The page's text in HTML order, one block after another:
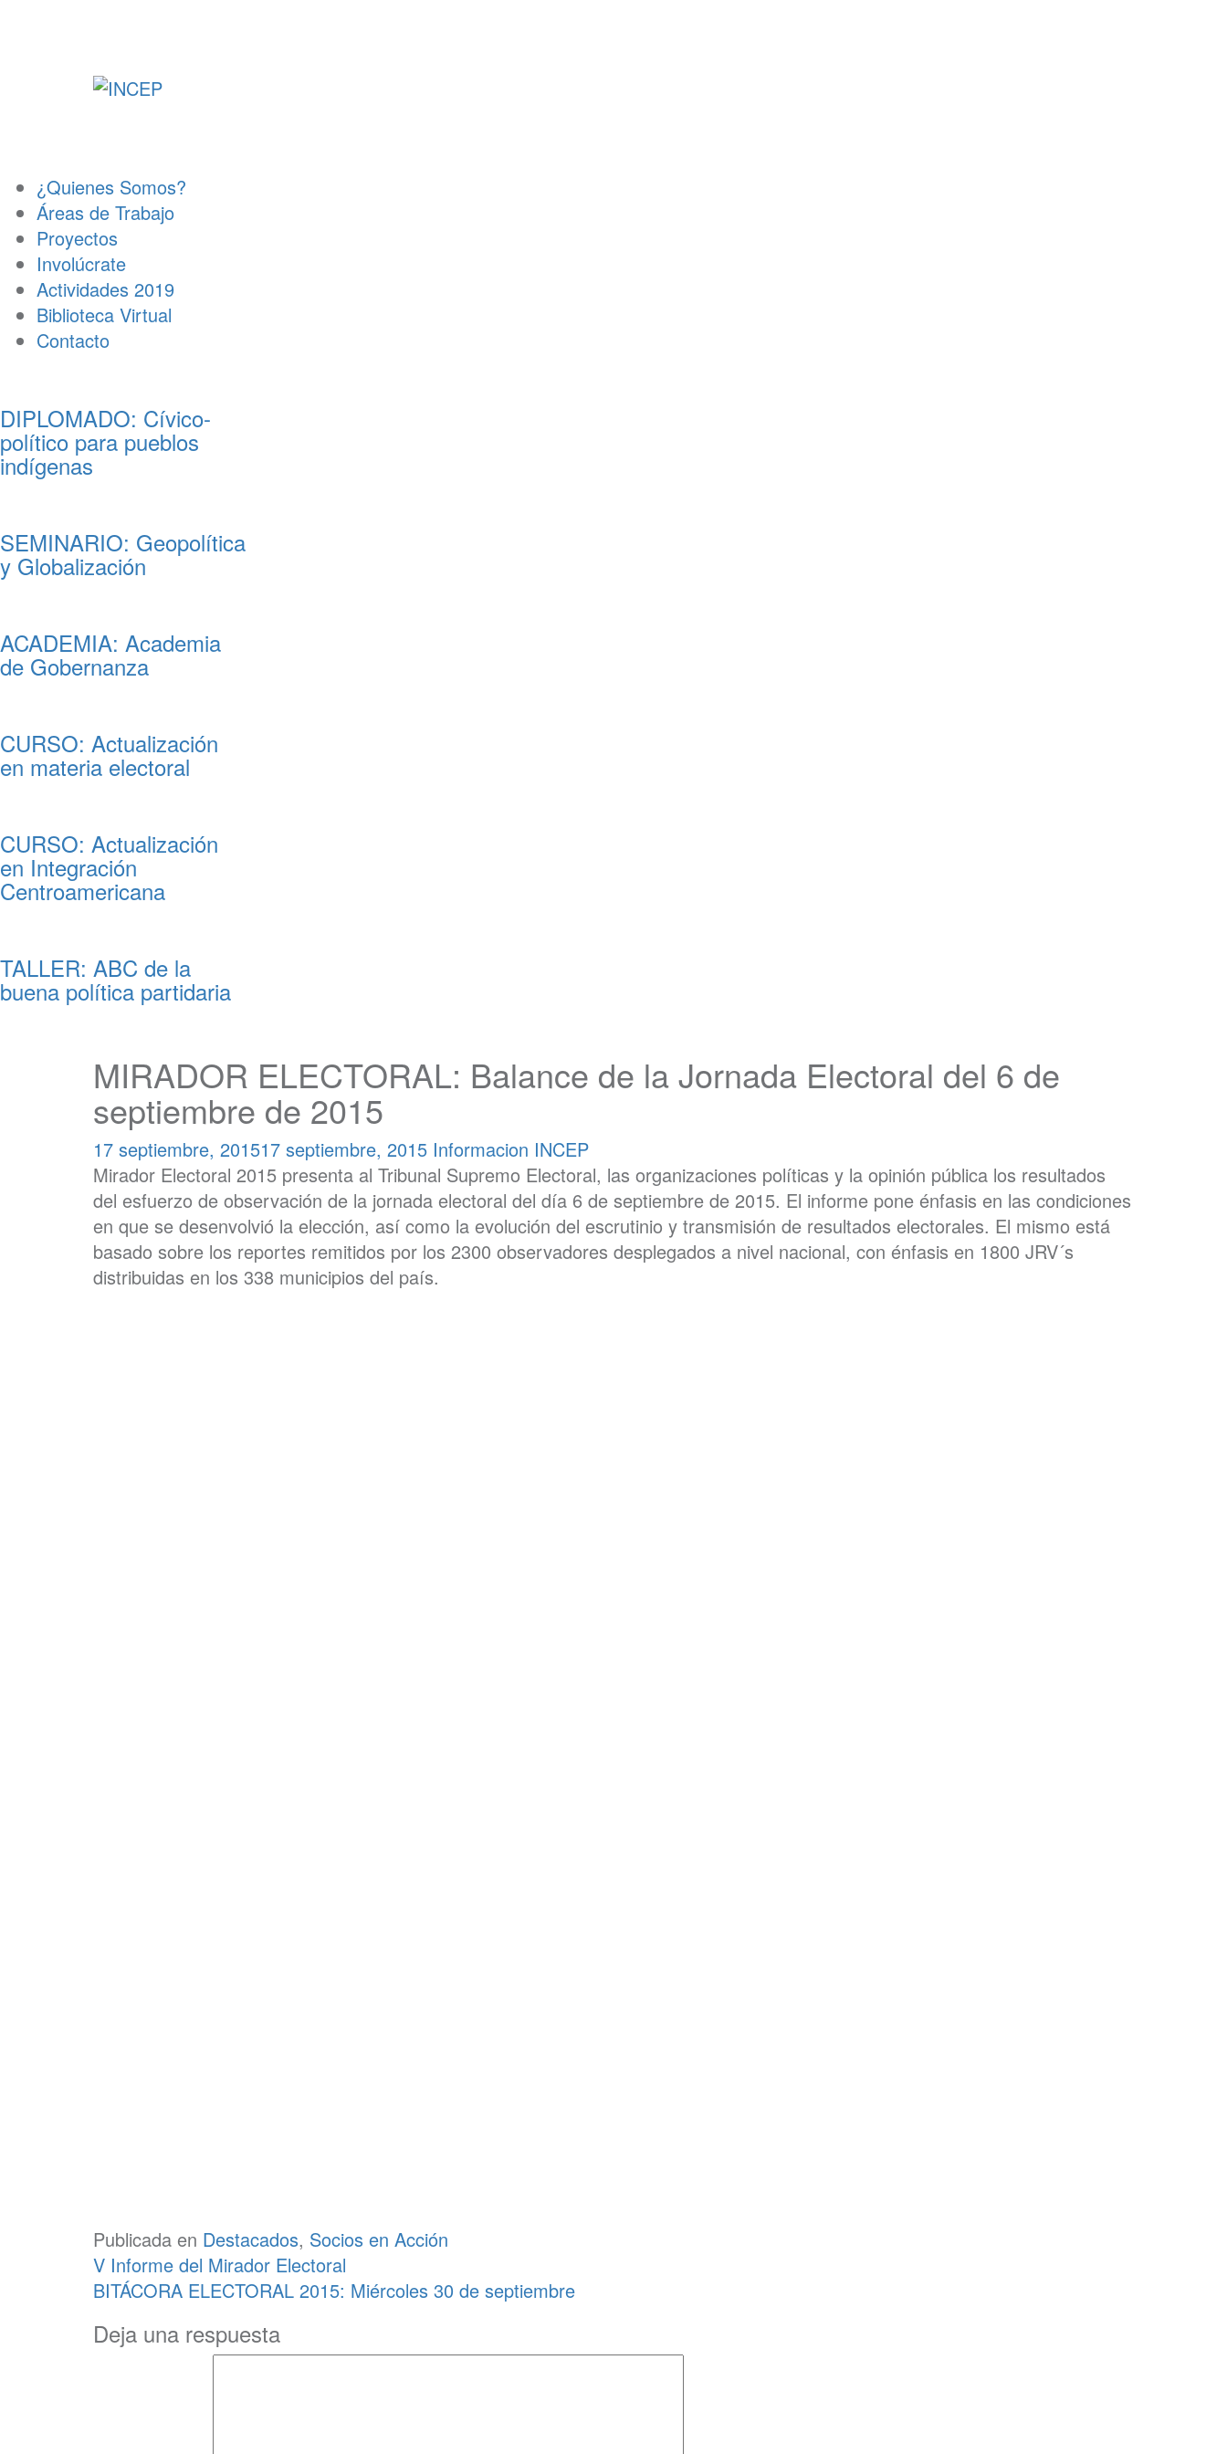
¿Quienes Somos?
Áreas de Trabajo
Proyectos
Involúcrate
Actividades 2019
Biblioteca Virtual
Contacto
DIPLOMADO: Cívico-
político para pueblos
indígenas
SEMINARIO: Geopolítica
y Globalización
ACADEMIA: Academia
de Gobernanza
CURSO: Actualización
en materia electoral
CURSO: Actualización
en Integración
Centroamericana
TALLER: ABC de la
buena política partidaria
MIRADOR ELECTORAL: Balance de la Jornada Electoral del 6 de
septiembre de 2015
17 septiembre, 201517 septiembre, 2015 Informacion INCEP
Mirador Electoral 2015 presenta al Tribunal Supremo Electoral, las organizaciones políticas y la opinión pública los resultados
del esfuerzo de observación de la jornada electoral del día 6 de septiembre de 2015. El informe pone énfasis en las condiciones
en que se desenvolvió la elección, así como la evolución del escrutinio y transmisión de resultados electorales. El mismo está
basado sobre los reportes remitidos por los 2300 observadores desplegados a nivel nacional, con énfasis en 1800 JRV´s
distribuidas en los 338 municipios del país.
Publicada en Destacados, Socios en Acción
Navegación
de
entradas
V Informe del Mirador Electoral
BITÁCORA ELECTORAL 2015: Miércoles 30 de septiembre
Deja una respuesta